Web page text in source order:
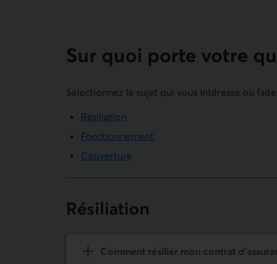
Sur quoi porte votre
Sélectionnez le sujet qui vous intéresse ou
Résiliation
Fonctionnement
Couverture
Résiliation
Comment résilier mon contrat d’